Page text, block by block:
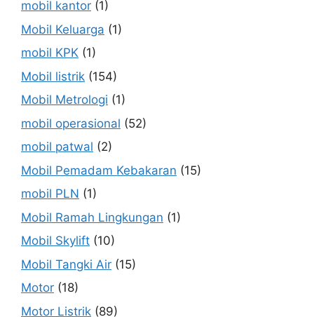
mobil kantor (1)
Mobil Keluarga (1)
mobil KPK (1)
Mobil listrik (154)
Mobil Metrologi (1)
mobil operasional (52)
mobil patwal (2)
Mobil Pemadam Kebakaran (15)
mobil PLN (1)
Mobil Ramah Lingkungan (1)
Mobil Skylift (10)
Mobil Tangki Air (15)
Motor (18)
Motor Listrik (89)